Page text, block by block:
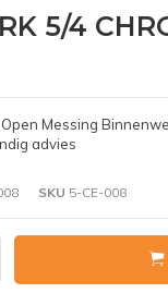
5/4
Messing
advies
SKU 5-CE-008